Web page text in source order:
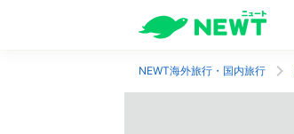
NEWT海外旅行・国内旅行